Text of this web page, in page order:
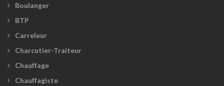
Boulanger
BTP
Carreleur
Charcutier-Traiteur
Chauffage
Chauffagiste